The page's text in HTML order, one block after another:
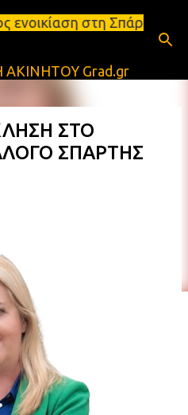
περιεχόμενο
Ενοικιάσεις
Grad.gr
ΣΤΟ
ΣΠΑΡΤΗΣ